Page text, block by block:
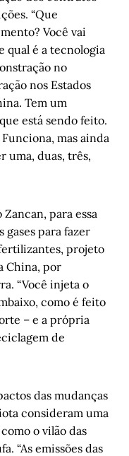
“Que
Você vai
qual é a tecnologia
no
nos Estados
Tem um
está sendo feito.
mas ainda
uma, duas, três,
para essa
gases para fazer
projeto
China, por
“Você injeta o
como é feito
– e a própria
de
das mudanças
consideram uma
o vilão das
“As emissões das